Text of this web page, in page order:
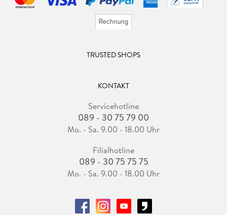
TRUSTED SHOPS
KONTAKT
Servicehotline
089 - 30 75 79 00
Mo. - Sa. 9.00 - 18.00 Uhr
Filialhotline
089 - 30 75 75 75
Mo. - Sa. 9.00 - 18.00 Uhr